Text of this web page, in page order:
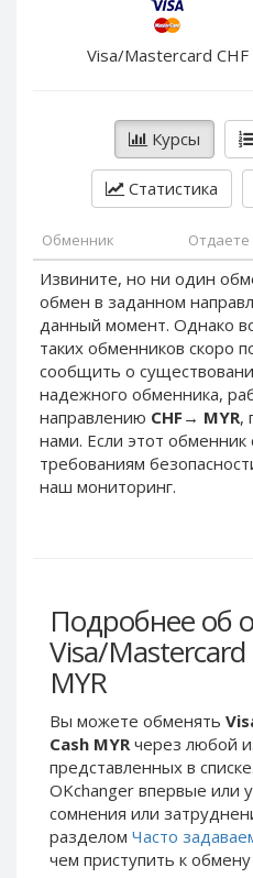
Visa/Mastercard CHF
Курсы
Статистика
Обменник Отдаете
Извините, но ни один
обмен в заданном
данный момент. Однако
таких обменников скоро
сообщить о
надежного обменника,
направлению CHF → MYR,
нами. Если этот
требованиям
наш мониторинг.
Подробнее об
Visa/Mastercard
MYR
Вы можете обменять
Cash MYR через любой
представленных в
OKchanger впервые или
сомнения или
разделом Часто
чем приступить к
PayPal HKD
PayPal NZD
PayPal NOK
PayPal PLN
PayPal SEK
PayPal CHF
PayPal MYR
Webmoney WMZ
Webmoney WMR
Webmoney WME
Webmoney WMU
Webmoney WMK
Skril EUR
Skril INR
Skril PLN
Skril GBP
Skril AUD
Skril NOK
Skril SEK
Paxum USD